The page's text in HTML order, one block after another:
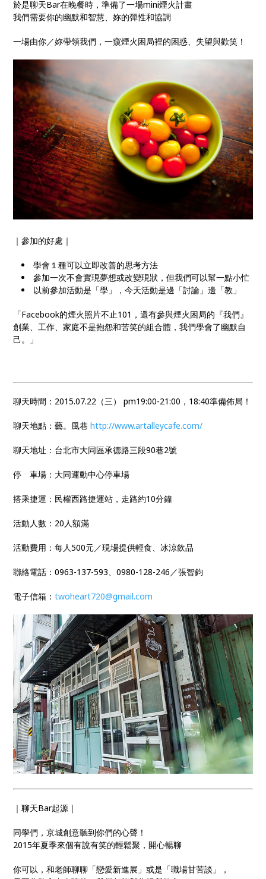
於是聊天Bar在晚餐時，準備了一場mini煙火計畫
我們需要你的幽默和智慧、妳的彈性和協調
一場由你／妳帶領我們，一窺煙火困局裡的困惑、失望與歡笑！
｜參加的好處｜
學會１種可以立即改善的思考方法
參加一次不會實現夢想或改變現狀，但我們可以幫一點小忙
以前參加活動是「學」，今天活動是邊「討論」邊「教」
「Facebook的煙火照片不止101，還有參與煙火困局的『我們』
創業、工作、家庭不是抱怨和苦笑的組合體，我們學會了幽默自
己。
」
聊天時間：2015.07.22（三） pm19:00-21:00，18:40準備佈局！
聊天地點：藝。風巷http://www.artalleycafe.com/
聊天地址：台北市大同區承德路三段90巷2號
停 車場：大同運動中心停車場
搭乘捷運：民權西路捷運站，走路約10分鐘
活動人數：20人額滿
活動費用：每人500元／現場提供輕食、冰涼飲品
聯絡電話：0963-137-593、0980-128-246／張智鈞
電子信箱：twoheart720@gmail.com
｜聊天Bar起源｜
同學們，京城創意聽到你們的心聲！
2015年夏季來個有說有笑的輕鬆聚，開心暢聊
你可以，和老師聊聊「戀愛新進展」或是「職場甘苦談」，